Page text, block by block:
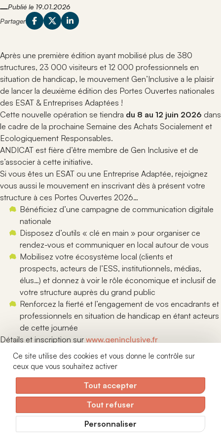
Ce site utilise des cookies et vous donne le contrôle sur
ceux que vous souhaitez activer
Tout accepter
Tout refuser
Personnaliser
Comprenez ce qui nous anime, ce en quoi nous
croyons et la manière dont nous le mettons en
pratique.
fonctionner, de représenter ses adhérents et de
porter ses actions partout en France.
Contact
Nous sommes à votre écoute : découvrez tous nos
moyens de contact pour échanger facilement avec
nous.
contribuent à la vitalité et à la cohésion du réseau
ANDICAT.
Le secteur protégé
rôle dans l’accompagnement professionnel des
personnes en situation de handicap.
Actualités du secteur
Suivez les annonces, initiatives et événements
marquants qui concernent les établissements et
acteurs du réseau.
Rejoindre ANDICAT
Informez-vous sur les conditions et avantages à
rejoindre le réseau national des établissements et
acteurs engagés.
Retrouvez les temps forts, rencontres et rendez-vous
organisés pour animer le réseau et partager les
connaissances.
Suivez l’actualité législative et réglementaire qui
impacte les établissements et les professionnels du
secteur protégé et adapté.
Fiches pratiques
Consultez des fiches pratiques pour faciliter la
compréhension des règles, procédures et bonnes
pratiques du secteur.
Productions
Accédez à l’ensemble des documents, études et
ressources élaborés par ANDICAT pour éclairer les
pratiques du secteur.
développement des compétences des professionnels
du secteur protégé et adapté.
Catalogue de formations
Recherche
Publié le 19.01.2026
Partager
Après une première édition ayant mobilisé plus de 380
structures, 23 000 visiteurs et 12 000 professionnels en
situation de handicap, le mouvement Gen’Inclusive a le plaisir
de lancer la deuxième édition des Portes Ouvertes nationales
des ESAT & Entreprises Adaptées !
Cette nouvelle opération se tiendra du 8 au 12 juin 2026 dans
le cadre de la prochaine Semaine des Achats Socialement et
Ecologiquement Responsables.
ANDICAT est fière d’être membre de Gen Inclusive et de
s’associer à cette initiative.
Si vous êtes un ESAT ou une Entreprise Adaptée, rejoignez
vous aussi le mouvement en inscrivant dès à présent votre
structure à ces Portes Ouvertes 2026…
Bénéficiez d’une campagne de communication digitale
nationale
Disposez d’outils « clé en main » pour organiser ce
rendez-vous et communiquer en local autour de vous
Mobilisez votre écosystème local (clients et
prospects, acteurs de l’ESS, institutionnels, médias,
élus…) et donnez à voir le rôle économique et inclusif de
votre structure auprès du grand public
Renforcez la fierté et l’engagement de vos encadrants et
professionnels en situation de handicap en étant acteurs
de cette journée
Détails et inscription sur www.geninclusive.fr
Une voix libre, un réseau fort
12 rue Mayran - 75009 Paris
01 42 40 15 28
Veille juridique
Recevez notre newsletter
Je m'abonne